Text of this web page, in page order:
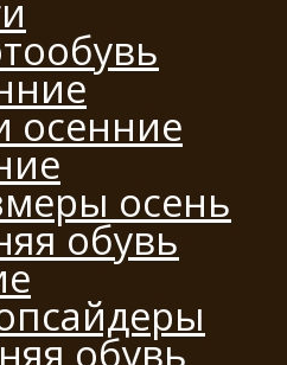
осенние
осень
обувь
обувь